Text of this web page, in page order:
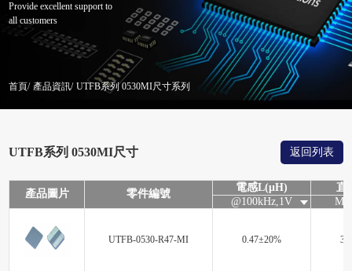
Provide excellent support to
all customers
首頁/ 產品資訊/ UTFB系列 0530MI尺寸系列
UTFB系列 0530MI尺寸 返回列表
產品圖片 零件編號
電感L(μH)
直
@100kHz,1V
UTFB-0530-R47-MI 0.47±20% 3.0